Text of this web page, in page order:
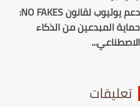
دعم يوتيوب لقانون NO FAKES:
المبدعين من الذكاء